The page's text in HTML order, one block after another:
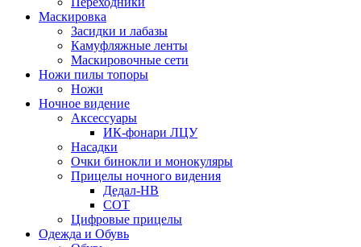
Маскировка
Засидки и лабазы
Камуфляжные ленты
Маскировочные сети
Ножи пилы топоры
Ножи
Ночное видение
Аксессуары
ИК-фонари ЛЦУ
Насадки
Очки бинокли и монокуляры
Прицелы ночного видения
Дедал-НВ
СОТ
Цифровые прицелы
Одежда и Обувь